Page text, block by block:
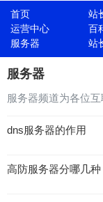
首页 站
运营中心
百
服务器
站
服务器
服务器频道为各位
dns服务器的作用
高防服务器分哪几种